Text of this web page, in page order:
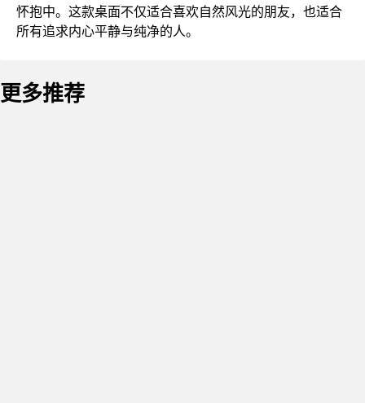
怀抱中。这款桌面不仅适合喜欢自然风光的朋友，也适合
所有追求内心平静与纯净的人。
更多推荐